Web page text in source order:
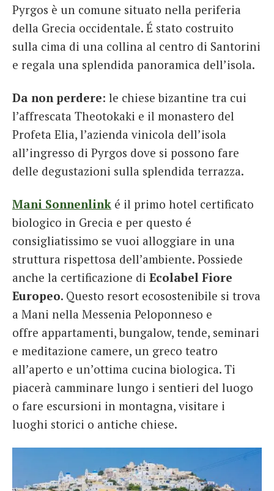
Pyrgos è un comune situato nella periferia
della Grecia occidentale. É stato costruito
sulla cima di una collina al centro di Santorini
e regala una splendida panoramica dell’isola.
Da non perdere: le chiese bizantine tra cui
l’affrescata Theotokaki e il monastero del
Profeta Elia, l’azienda vinicola dell’isola
all’ingresso di Pyrgos dove si possono fare
delle degustazioni sulla splendida terrazza.
Mani Sonnenlink é il primo hotel certificato
biologico in Grecia e per questo é
consigliatissimo se vuoi alloggiare in una
struttura rispettosa dell’ambiente. Possiede
anche la certificazione di Ecolabel Fiore
Europeo. Questo resort ecosostenibile si trova
a Mani nella Messenia Peloponneso e
offre appartamenti, bungalow, tende, seminari
e meditazione camere, un greco teatro
all’aperto e un’ottima cucina biologica. Ti
piacerà camminare lungo i sentieri del luogo
o fare escursioni in montagna, visitare i
luoghi storici o antiche chiese.